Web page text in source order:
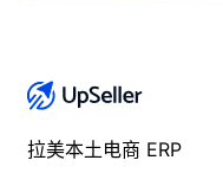
拉美本土电商 ERP